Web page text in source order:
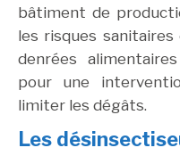
bâtiment de
les risques
denrées
pour une
limiter les dégâts.
Les